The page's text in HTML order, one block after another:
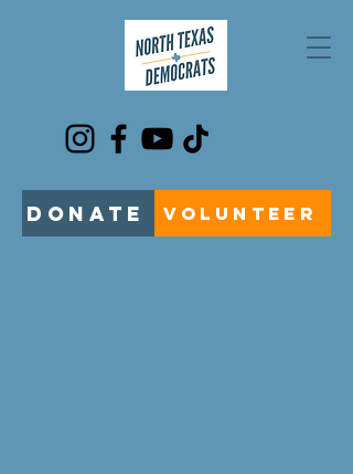
DONATE VOLUNTEER